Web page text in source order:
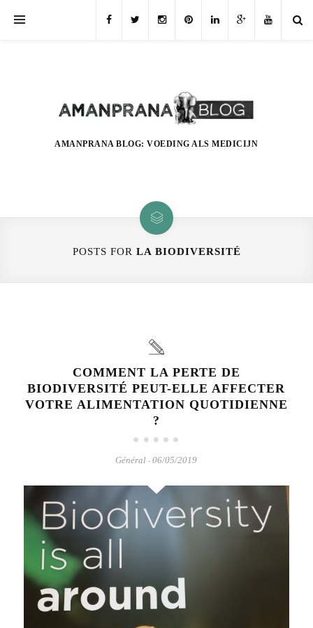
AMANPRANA BLOG: VOEDING ALS MEDICIJN
POSTS FOR LA BIODIVERSITÉ
COMMENT LA PERTE DE
BIODIVERSITÉ PEUT-ELLE AFFECTER
VOTRE ALIMENTATION QUOTIDIENNE
?
Général - 06/05/2019